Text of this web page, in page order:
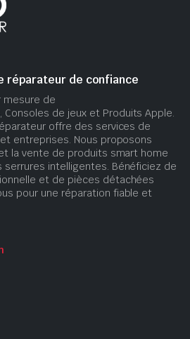
réparateur de confiance
mesure de
de jeux et Produits Apple.
offre des services de
entreprises. Nous proposons
la vente de produits smart home
intelligentes. Bénéficiez de
et de pièces détachées
pour une réparation fiable et